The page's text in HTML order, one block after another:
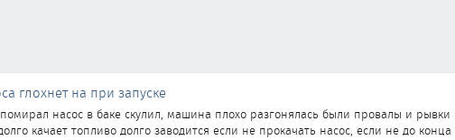
глохнет на при запуске
помирал насос в баке скулил, машина плохо разгонялась были провалы и
качает топливо долго заводится если не прокачать насос, если не до конца